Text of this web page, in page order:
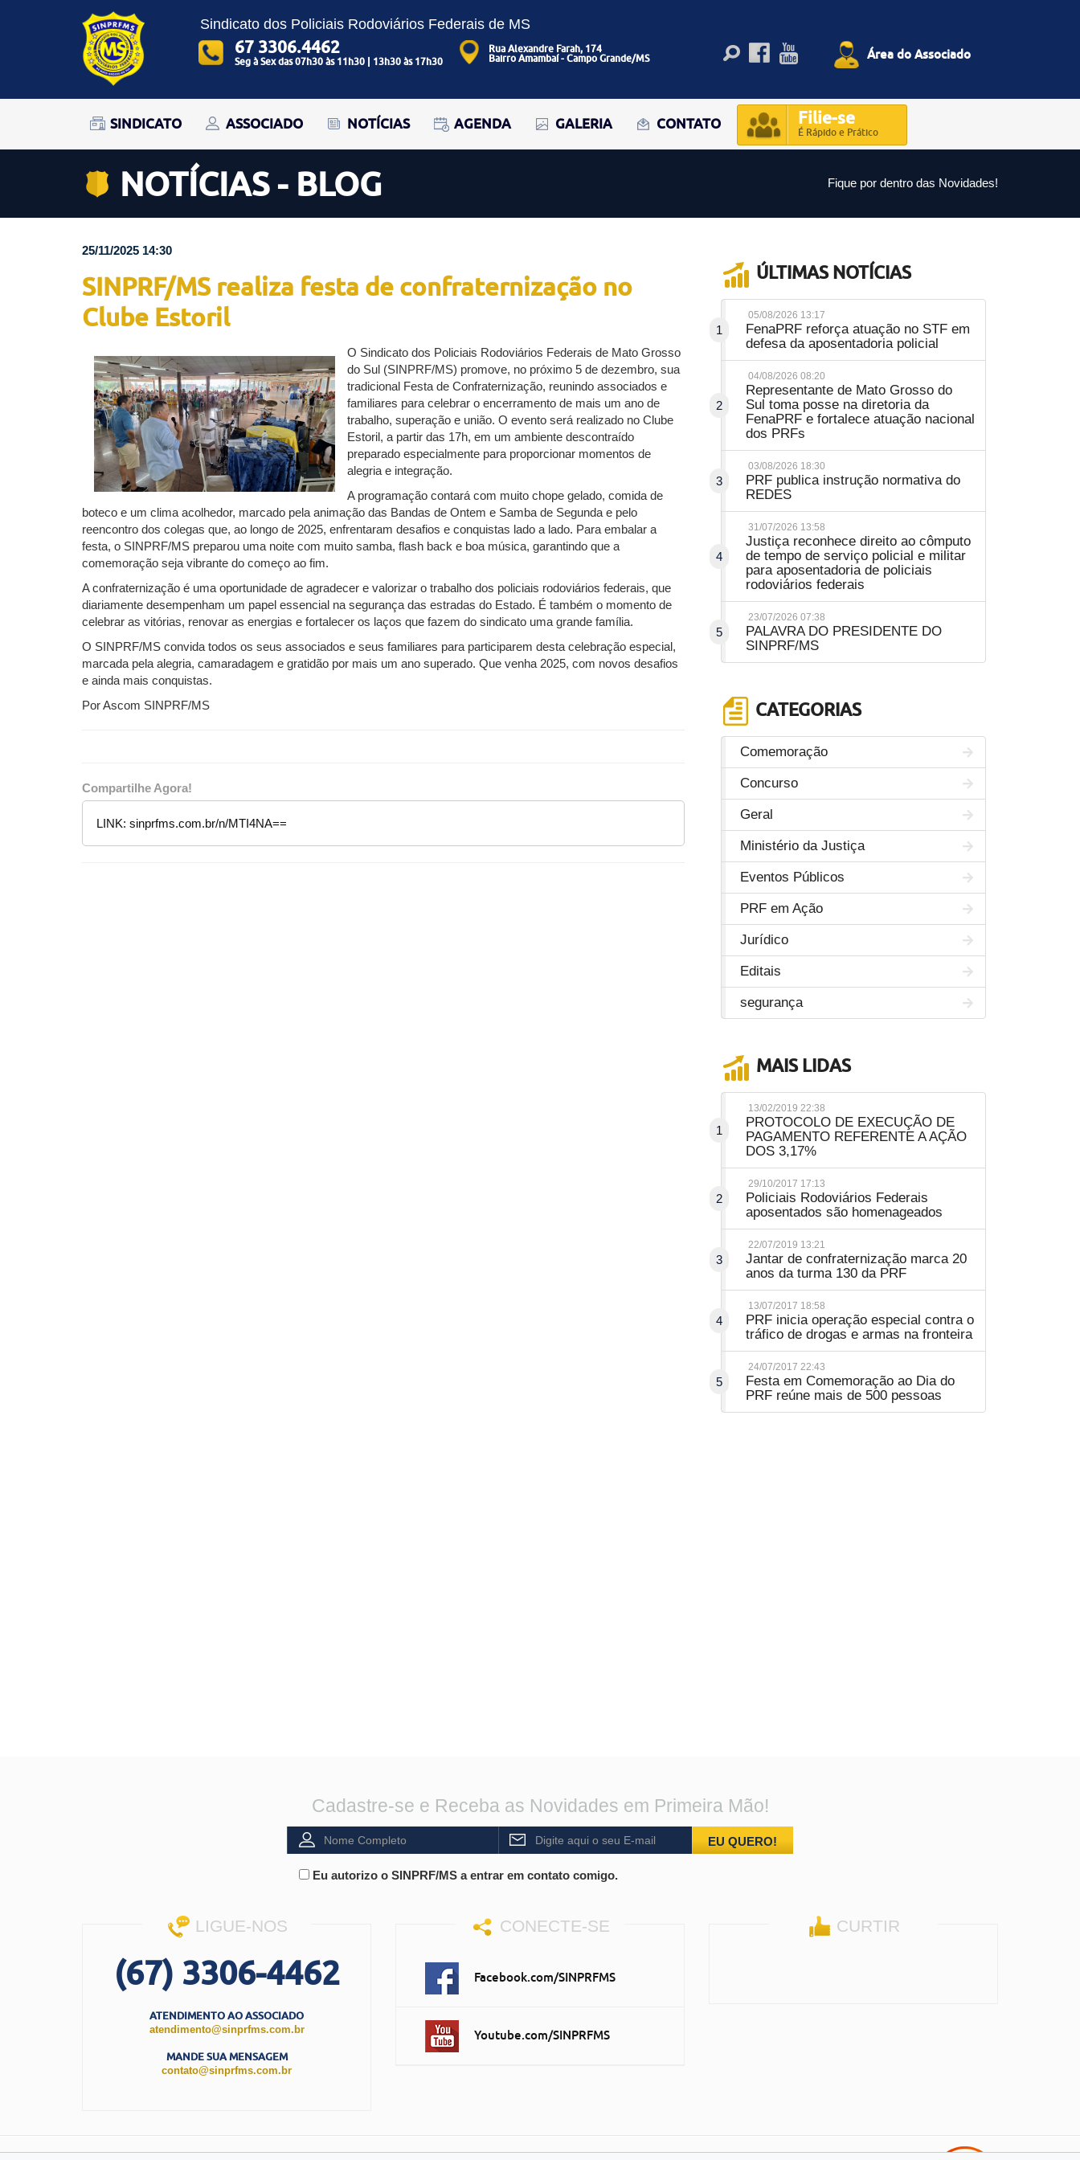
Sindicato dos Policiais Rodoviários Federais de MS
67 3306.4462
Seg à Sex das 07h30 às 11h30 | 13h30 às 17h30
Rua Alexandre Farah, 174
Bairro Amambaí - Campo Grande/MS
Área do Associado
SINDICATO ASSOCIADO NOTÍCIAS AGENDA GALERIA CONTATO Filie-se
É Rápido e Prático
NOTÍCIAS - BLOG Fique por dentro das Novidades!
25/11/2025 14:30
SINPRF/MS realiza festa de confraternização no
Clube Estoril
O Sindicato dos Policiais Rodoviários Federais de Mato Grosso
do Sul (SINPRF/MS) promove, no próximo 5 de dezembro, sua
tradicional Festa de Confraternização, reunindo associados e
familiares para celebrar o encerramento de mais um ano de
trabalho, superação e união. O evento será realizado no Clube
Estoril, a partir das 17h, em um ambiente descontraído
preparado especialmente para proporcionar momentos de
alegria e integração.
A programação contará com muito chope gelado, comida de
boteco e um clima acolhedor, marcado pela animação das Bandas de Ontem e Samba de Segunda e pelo
reencontro dos colegas que, ao longo de 2025, enfrentaram desafios e conquistas lado a lado. Para embalar a
festa, o SINPRF/MS preparou uma noite com muito samba, flash back e boa música, garantindo que a
comemoração seja vibrante do começo ao fim.
A confraternização é uma oportunidade de agradecer e valorizar o trabalho dos policiais rodoviários federais, que
diariamente desempenham um papel essencial na segurança das estradas do Estado. É também o momento de
celebrar as vitórias, renovar as energias e fortalecer os laços que fazem do sindicato uma grande família.
O SINPRF/MS convida todos os seus associados e seus familiares para participarem desta celebração especial,
marcada pela alegria, camaradagem e gratidão por mais um ano superado. Que venha 2025, com novos desafios
e ainda mais conquistas.
Por Ascom SINPRF/MS
Compartilhe Agora!
LINK: sinprfms.com.br/n/MTI4NA==
ÚLTIMAS NOTÍCIAS
1
05/08/2026 13:17
FenaPRF reforça atuação no STF em
defesa da aposentadoria policial
2
04/08/2026 08:20
Representante de Mato Grosso do
Sul toma posse na diretoria da
FenaPRF e fortalece atuação nacional
dos PRFs
3
03/08/2026 18:30
PRF publica instrução normativa do
REDES
4
31/07/2026 13:58
Justiça reconhece direito ao cômputo
de tempo de serviço policial e militar
para aposentadoria de policiais
rodoviários federais
5
23/07/2026 07:38
PALAVRA DO PRESIDENTE DO
SINPRF/MS
CATEGORIAS
Comemoração
Concurso
Geral
Ministério da Justiça
Eventos Públicos
PRF em Ação
Jurídico
Editais
segurança
MAIS LIDAS
1
13/02/2019 22:38
PROTOCOLO DE EXECUÇÃO DE
PAGAMENTO REFERENTE A AÇÃO
DOS 3,17%
2
29/10/2017 17:13
Policiais Rodoviários Federais
aposentados são homenageados
3
22/07/2019 13:21
Jantar de confraternização marca 20
anos da turma 130 da PRF
4
13/07/2017 18:58
PRF inicia operação especial contra o
tráfico de drogas e armas na fronteira
5
24/07/2017 22:43
Festa em Comemoração ao Dia do
PRF reúne mais de 500 pessoas
Cadastre-se e Receba as Novidades em Primeira Mão!
EU QUERO!
Eu autorizo o SINPRF/MS a entrar em contato comigo.
LIGUE-NOS
(67) 3306-4462
ATENDIMENTO AO ASSOCIADO
atendimento@sinprfms.com.br
MANDE SUA MENSAGEM
contato@sinprfms.com.br
CONECTE-SE
Facebook.com/SINPRFMS
Youtube.com/SINPRFMS
CURTIR